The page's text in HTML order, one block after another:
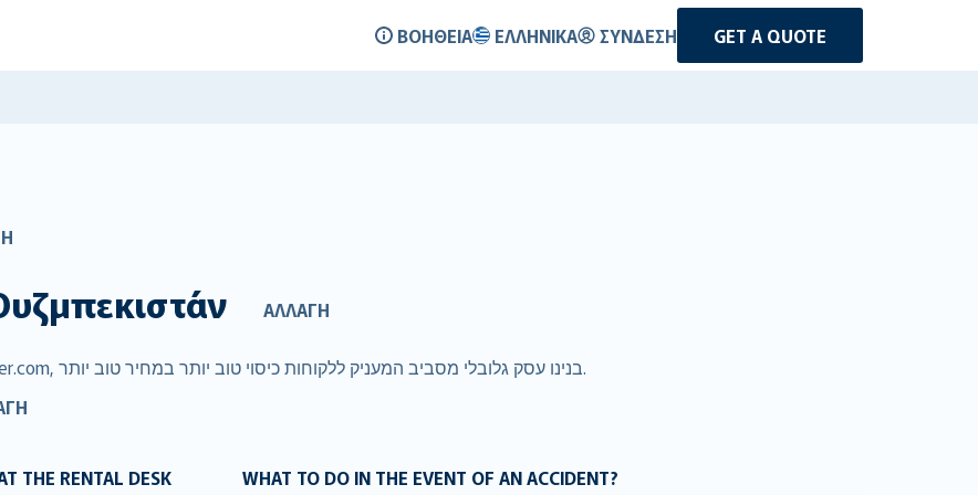
ΒΟΉΘΕΙΑ ΕΛΛΗΝΙΚΆ ΣΎΝΔΕΣΗ GET A QUOTE
ΑΛΛΑΓΉ
אז אתם שוכרים רכב ב- Ουζμπεκιστάν. ב-RentalCover.com, בנינו עסק גלובלי מסביב המעניק ללקוחות כיסוי טוב יותר במחיר טוב יותר.
THE RENTAL DESK WHAT TO DO IN THE EVENT OF AN ACCIDENT?